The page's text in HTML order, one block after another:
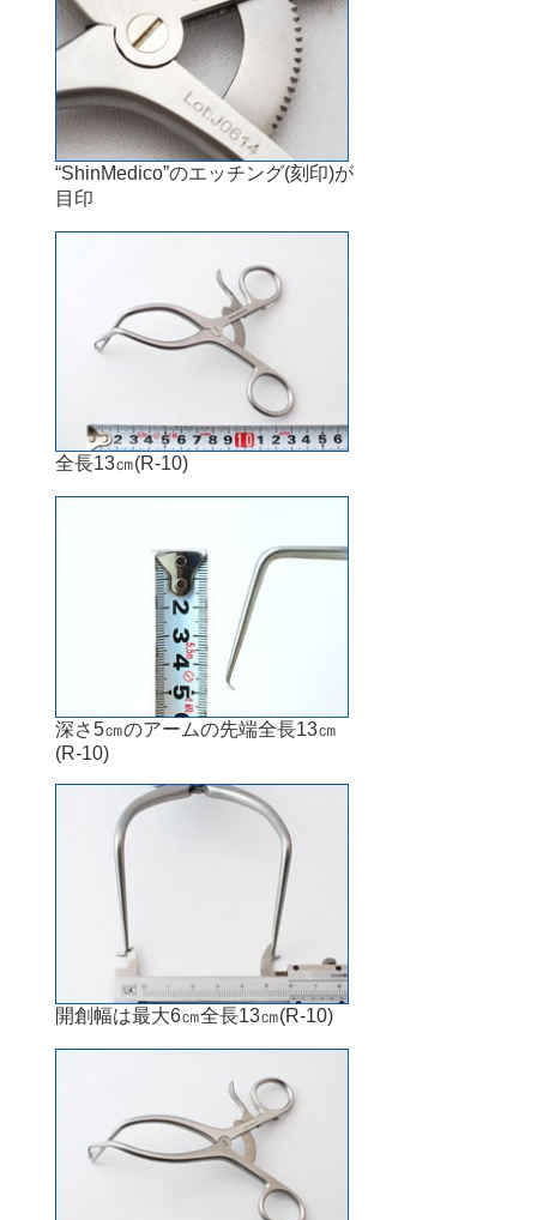
“ShinMedico”のエッチング(刻印)が
目印
全長13㎝(R-10)
深さ5㎝のアームの先端全長13㎝
(R-10)
開創幅は最大6㎝全長13㎝(R-10)